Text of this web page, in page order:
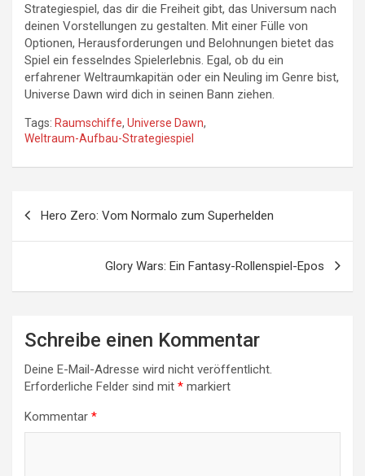
Strategiespiel, das dir die Freiheit gibt, das Universum nach
deinen Vorstellungen zu gestalten. Mit einer Fülle von
Optionen, Herausforderungen und Belohnungen bietet das
Spiel ein fesselndes Spielerlebnis. Egal, ob du ein
erfahrener Weltraumkapitän oder ein Neuling im Genre bist,
Universe Dawn wird dich in seinen Bann ziehen.
Tags: Raumschiffe, Universe Dawn,
Weltraum-Aufbau-Strategiespiel
Hero Zero: Vom Normalo zum Superhelden
Glory Wars: Ein Fantasy-Rollenspiel-Epos
Schreibe einen Kommentar
Deine E-Mail-Adresse wird nicht veröffentlicht.
Erforderliche Felder sind mit * markiert
Kommentar *